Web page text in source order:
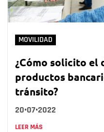
MOVILIDAD
¿Cómo solicito el
productos
tránsito?
20•07•2022
LEER MÁS